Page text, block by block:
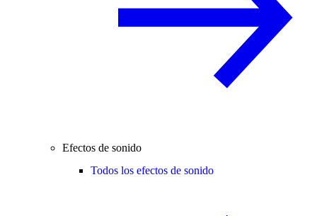
Efectos de sonido
Todos los efectos de sonido